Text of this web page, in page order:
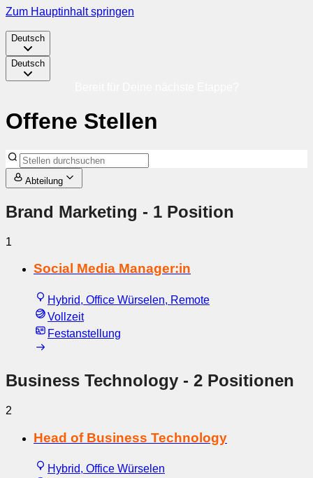
Zum Hauptinhalt springen
Deutsch
Deutsch
Offene Stellen
Abteilung
Brand Marketing - 1 Position
1
Social Media Manager:in
Hybrid, Office Würselen, Remote
Vollzeit
Festanstellung
Business Technology - 2 Positionen
2
Head of Business Technology
Hybrid, Office Würselen